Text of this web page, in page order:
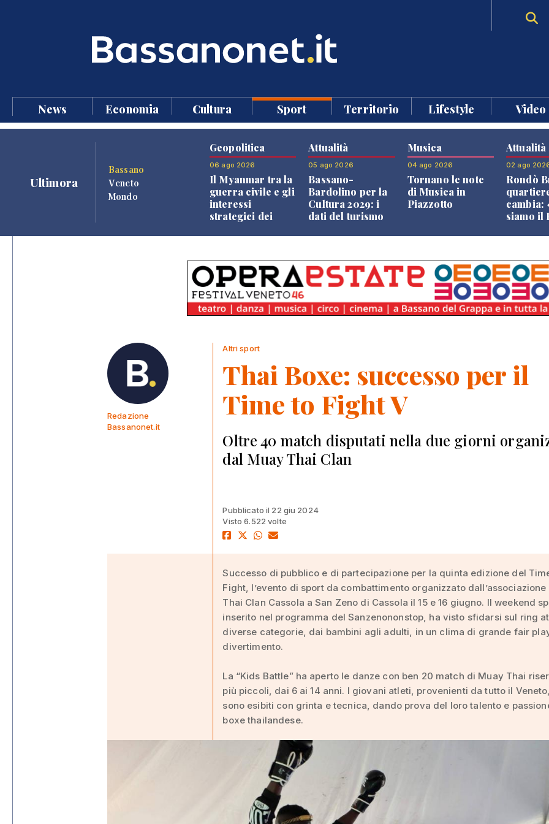
News Economia Cultura Sport Territorio Lifestyle Video
Ultimora
Bassano
Veneto
Mondo
Geopolitica
06 ago 2026
Il Myanmar tra la
guerra civile e gli
interessi
strategici dei
Attualità
05 ago 2026
Bassano-
Bardolino per la
Cultura 2029: i
dati del turismo
Musica
04 ago 2026
Tornano le note
di Musica in
Piazzotto
Attualità
02 ago
Rondò
cambia:
siamo il
Redazione
Bassanonet.it
Altri sport
Thai Boxe: successo per il
Time to Fight V
Oltre 40 match disputati nella due giorni
dal Muay Thai Clan
Pubblicato il 22 giu 2024
Visto 6.522 volte
Successo di pubblico e di partecipazione per la quinta edizione del
Fight, l’evento di sport da combattimento organizzato dall’associazione
Thai Clan Cassola a San Zeno di Cassola il 15 e 16 giugno. Il weekend
inserito nel programma del Sanzenononstop, ha visto sfidarsi sul ring
diverse categorie, dai bambini agli adulti, in un clima di grande fair
divertimento.
La “Kids Battle” ha aperto le danze con ben 20 match di Muay Thai
più piccoli, dai 6 ai 14 anni. I giovani atleti, provenienti da tutto il
sono esibiti con grinta e tecnica, dando prova del loro talento e
boxe thailandese.